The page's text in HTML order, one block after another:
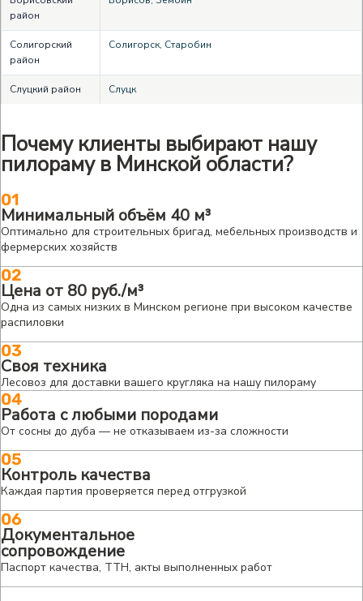
район
Солигорский
район
Солигорск, Старобин
Слуцкий район Слуцк
Почему клиенты выбирают нашу
пилораму в Минской области?
01
Минимальный объём 40 м³
Оптимально для строительных бригад, мебельных производств и
фермерских хозяйств
02
Цена от 80 руб./м³
Одна из самых низких в Минском регионе при высоком качестве
распиловки
03
Своя техника
Лесовоз для доставки вашего кругляка на нашу пилораму
04
Работа с любыми породами
От сосны до дуба — не отказываем из-за сложности
05
Контроль качества
Каждая партия проверяется перед отгрузкой
06
Документальное
сопровождение
Паспорт качества, ТТН, акты выполненных работ